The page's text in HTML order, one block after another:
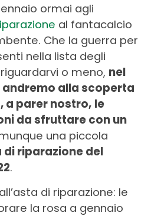
ormai agli
al fantacalcio
Che la guerra per
nella lista degli
o meno, nel
alla scoperta
a parer nostro, le
da sfruttare con un
una piccola
di riparazione del
.
di riparazione: le
la rosa a gennaio